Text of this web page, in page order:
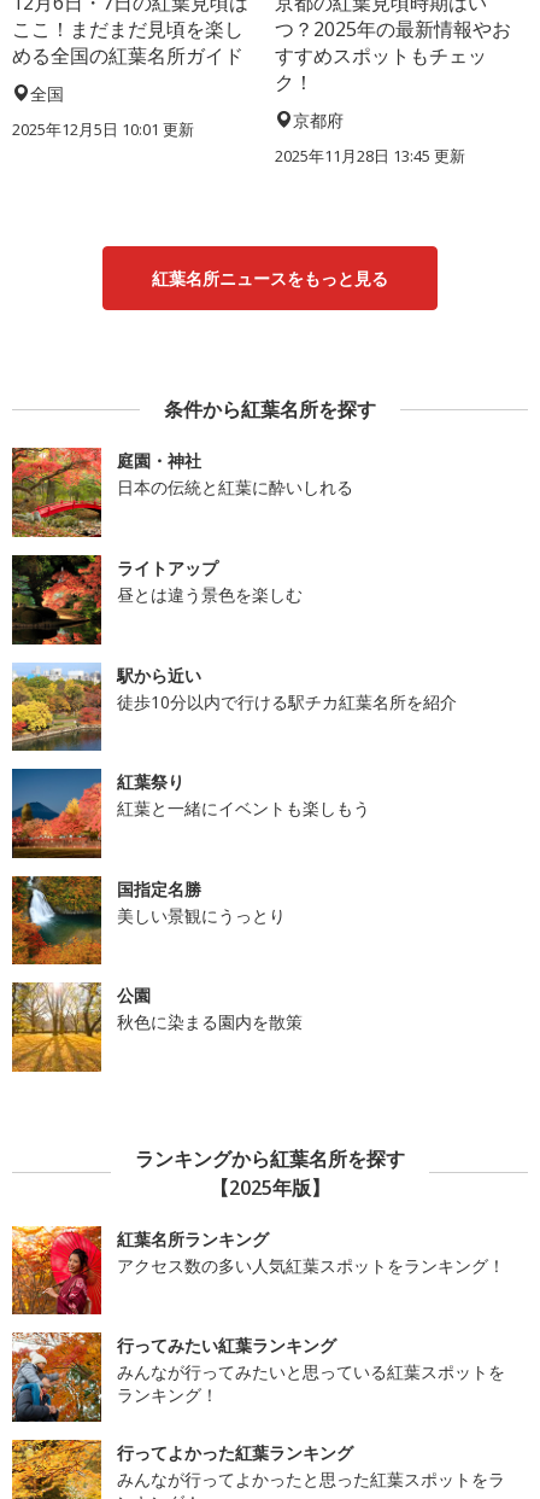
ここ！まだまだ見頃を楽し
める全国の紅葉名所ガイド
全国
2025年12月5日 10:01 更新
つ？2025年の最新情報やお
すすめスポットもチェッ
ク！
京都府
2025年11月28日 13:45 更新
紅葉名所ニュースをもっと見る
条件から紅葉名所を探す
庭園・神社
日本の伝統と紅葉に酔いしれる
ライトアップ
昼とは違う景色を楽しむ
駅から近い
徒歩10分以内で行ける駅チカ紅葉名所を紹介
紅葉祭り
紅葉と一緒にイベントも楽しもう
国指定名勝
美しい景観にうっとり
公園
秋色に染まる園内を散策
ランキングから紅葉名所を探す
【2025年版】
紅葉名所ランキング
アクセス数の多い人気紅葉スポットをランキング！
行ってみたい紅葉ランキング
みんなが行ってみたいと思っている紅葉スポットを
ランキング！
行ってよかった紅葉ランキング
みんなが行ってよかったと思った紅葉スポットをラ